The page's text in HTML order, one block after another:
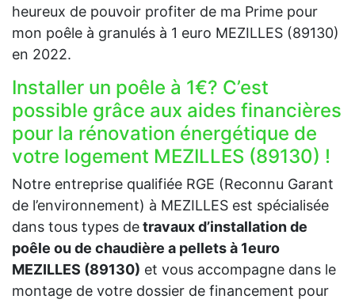
heureux de pouvoir profiter de ma Prime pour
mon poêle à granulés à 1 euro MEZILLES (89130)
en 2022.
Installer un poêle à 1€? C’est
possible grâce aux aides financières
pour la rénovation énergétique de
votre logement MEZILLES (89130) !
Notre entreprise qualifiée RGE (Reconnu Garant
de l’environnement) à MEZILLES est spécialisée
dans tous types detravaux d’installation de
poêle ou de chaudière a pellets à 1euro
MEZILLES (89130) et vous accompagne dans le
montage de votre dossier de financement pour